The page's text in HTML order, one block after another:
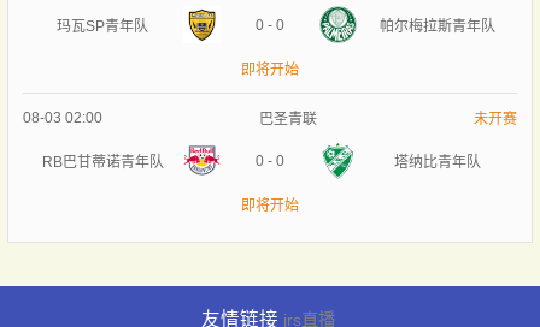
玛瓦SP青年队 0 - 0 帕尔梅拉斯青年队
即将开始
08-03 02:00 巴圣青联 未开赛
RB巴甘蒂诺青年队 0 - 0 塔纳比青年队
即将开始
友情链接 jrs直播